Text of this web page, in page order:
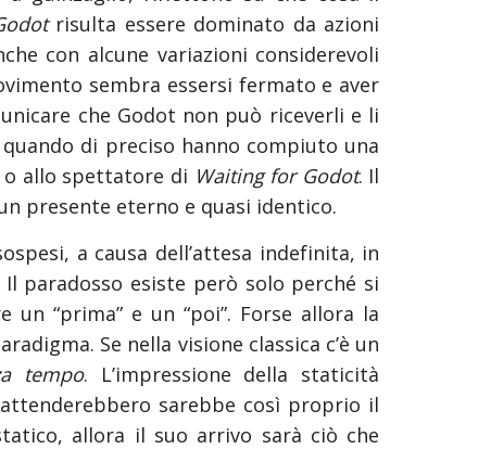
risulta essere dominato da azioni
con alcune variazioni considerevoli
sembra essersi fermato e aver
che Godot non può riceverli e li
di preciso hanno compiuto una
o allo spettatore di Waiting for Godot. Il
presente eterno e quasi identico.
a causa dell’attesa indefinita, in
paradosso esiste però solo perché si
“prima” e un “poi”. Forse allora la
Se nella visione classica c’è un
tempo. L’impressione della staticità
sarebbe così proprio il
allora il suo arrivo sarà ciò che